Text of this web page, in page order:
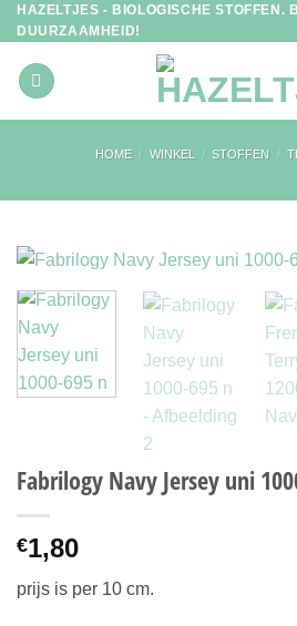
Ga
naar
inhoud
HAZELTJES - BIOLOGISCHE STOFFEN.
DUURZAAMHEID!
HOME / WINKEL / STOFFEN /
Fabrilogy Navy Jersey uni
€1,80
prijs is per 10 cm.